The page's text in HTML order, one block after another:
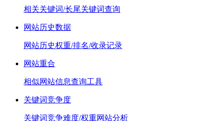
相关关键词/长尾关键词查询
网站历史数据
网站历史权重/排名/收录记录
网站重合
相似网站信息查询工具
关键词竞争度
关键词竞争难度/权重网站分析